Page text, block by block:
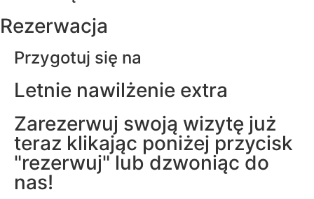
Rezerwacja
Przygotuj się na
Letnie nawilżenie extra
Zarezerwuj swoją wizytę już
teraz klikając poniżej przycisk
"rezerwuj" lub dzwoniąc do
nas!